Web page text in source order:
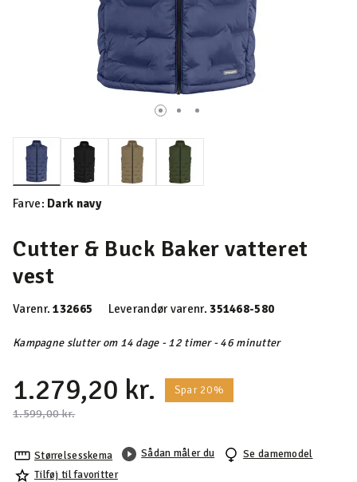
Cutter & Buck Baker vatteret
vest
Varenr.132665 Leverandør varenr.351468-580
Kampagne slutter om 14 dage - 12 timer - 46 minutter
1.279,20 kr.
Spar 20%
Pris nedsat fra
1.599,00 kr.til
valgte
Farve: Dark navy
Størrelsesskema Sådan måler du
Se damemodel
Tilføj til favoritter